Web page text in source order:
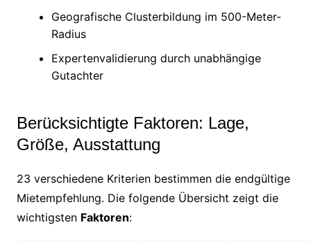
Geografische Clusterbildung im 500-Meter-
Radius
Expertenvalidierung durch unabhängige
Gutachter
Berücksichtigte Faktoren: Lage,
Größe, Ausstattung
23 verschiedene Kriterien bestimmen die endgültige
Mietempfehlung. Die folgende Übersicht zeigt die
wichtigsten Faktoren: